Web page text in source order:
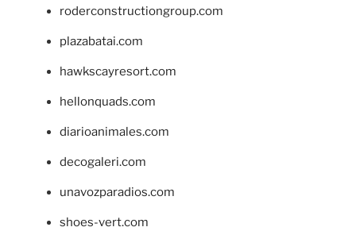
roderconstructiongroup.com
plazabatai.com
hawkscayresort.com
hellonquads.com
diarioanimales.com
decogaleri.com
unavozparadios.com
shoes-vert.com